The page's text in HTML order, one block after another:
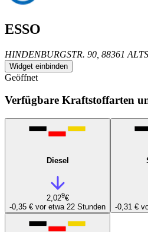
ESSO
HINDENBURGSTR. 90, 88361
Widget einbinden
Geöffnet
Verfügbare Kraftstoffarten
Diesel
2,029€
-0,35 € vor etwa 22 Stunden
-0,31 €